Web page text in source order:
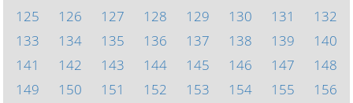
125
126 127 128 129 130 131
132
133
134 135 136 137 138 139
140
141
142 143 144 145 146 147
148
149
150 151 152 153 154 155
156